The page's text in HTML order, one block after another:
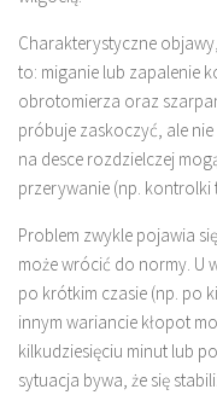
Charakterystyczne
to: miganie lub zapalenie
obrotomierza oraz
próbuje zaskoczyć, ale
na desce rozdzielczej
przerywanie (np. kontrolki
Problem zwykle pojawia
może wrócić do normy. U
po krótkim czasie (np. po
innym wariancie kłopot
kilkudziesięciu minut lub
sytuacja bywa, że się